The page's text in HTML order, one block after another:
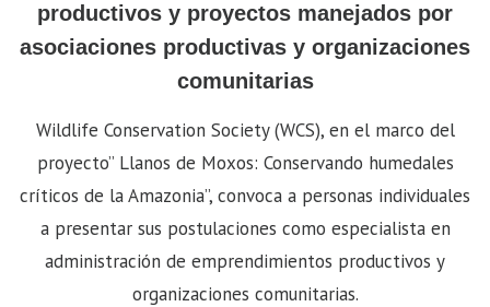
productivos y proyectos manejados por
asociaciones productivas y organizaciones
comunitarias
Wildlife Conservation Society (WCS), en el marco del
proyecto” Llanos de Moxos: Conservando humedales
críticos de la Amazonia”, convoca a personas individuales
a presentar sus postulaciones como especialista en
administración de emprendimientos productivos y
organizaciones comunitarias.